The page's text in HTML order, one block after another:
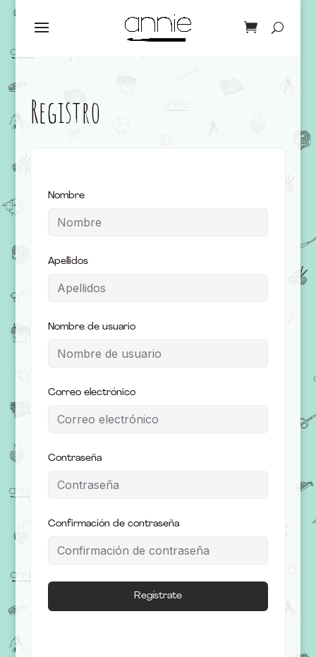
Registro
Nombre
Apellidos
Nombre de usuario
Correo electrónico
Contraseña
Confirmación de contraseña
Regístrate